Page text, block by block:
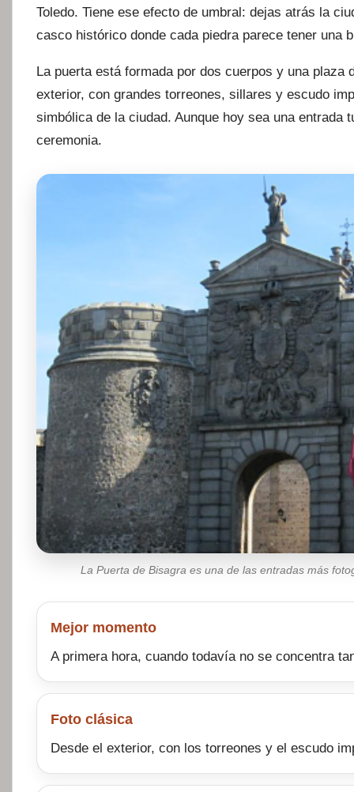
Toledo. Tiene ese efecto de umbral: dejas atrás la
casco histórico donde cada piedra parece tener una
La puerta está formada por dos cuerpos y una plaza
exterior, con grandes torreones, sillares y escudo
simbólica de la ciudad. Aunque hoy sea una entrada
ceremonia.
La Puerta de Bisagra es una de las entradas más
Mejor momento
A primera hora, cuando todavía no se concentra
Foto clásica
Desde el exterior, con los torreones y el escudo